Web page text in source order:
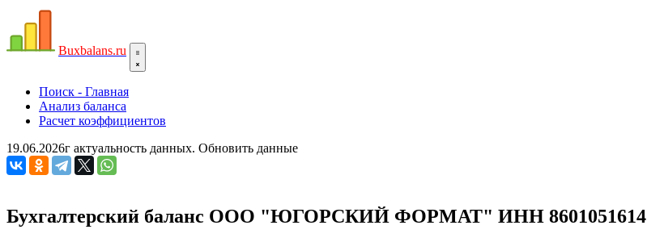
Buxbalans.ru
Поиск - Главная
Анализ баланса
Расчет коэффициентов
19.06.2026г актуальность данных. Обновить данные
Бухгалтерский баланс ООО "ЮГОРСКИЙ ФОРМАТ" ИНН 8601051614